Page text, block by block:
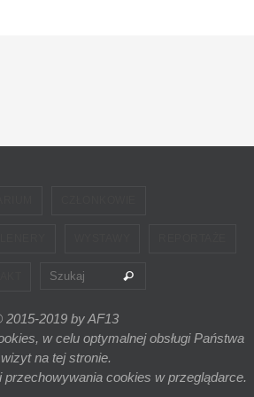
Szukaj
2015-2019 by AF13
w celu optymalnej obsługi Państwa
wizyt na tej stronie.
cookies w przeglądarce.